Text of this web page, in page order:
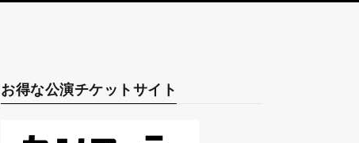
お得な公演チケットサイト